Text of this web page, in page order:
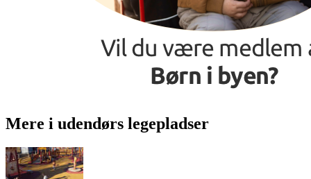
Mere i udendørs legepladser